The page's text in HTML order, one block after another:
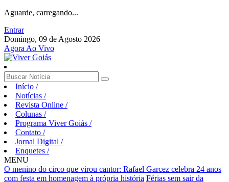
Aguarde, carregando...
Entrar
Domingo, 09 de Agosto 2026
Agora Ao Vivo
Início /
Notícias /
Revista Online /
Colunas /
Programa Viver Goiás /
Contato /
Jornal Digital /
Enquetes /
MENU
O menino do circo que virou cantor: Rafael Garcez celebra 24 anos
com festa em homenagem à própria história Férias sem sair da